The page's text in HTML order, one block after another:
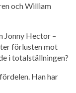
och William
Jonny Hector –
förlusten mot
i totalställningen?
Han har